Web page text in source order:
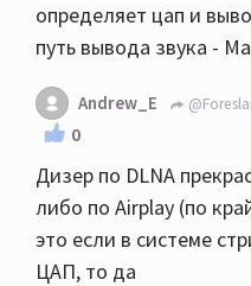
определяет цап и
путь вывода звука -
Andrew_E
0
Дизер по DLNA
либо по Airplay (по
это если в системе
ЦАП, то да